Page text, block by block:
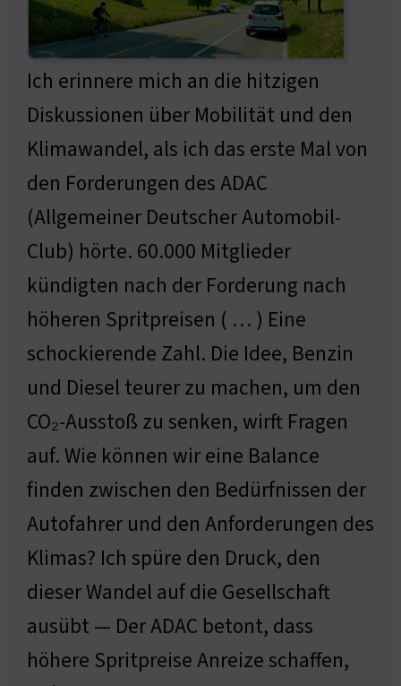
Ich erinnere mich an die hitzigen
Diskussionen über Mobilität und den
Klimawandel, als ich das erste Mal von
den Forderungen des ADAC
(Allgemeiner Deutscher Automobil-
Club) hörte. 60.000 Mitglieder
kündigten nach der Forderung nach
höheren Spritpreisen ( … ) Eine
schockierende Zahl. Die Idee, Benzin
und Diesel teurer zu machen, um den
CO₂-Ausstoß zu senken, wirft Fragen
auf. Wie können wir eine Balance
finden zwischen den Bedürfnissen der
Autofahrer und den Anforderungen des
Klimas? Ich spüre den Druck, den
dieser Wandel auf die Gesellschaft
ausübt — Der ADAC betont, dass
höhere Spritpreise Anreize schaffen,